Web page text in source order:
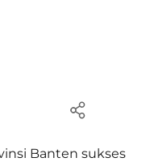
Banten sukses